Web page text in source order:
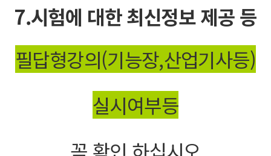
7.시험에 대한 최신정보 제공 등
필답형강의(기능장,산업기사등)
실시여부등